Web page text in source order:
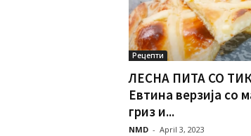
Рецепти
ЛЕСНА ПИТА СО
Евтина верзија со
гриз и...
NMD - April 3, 2023